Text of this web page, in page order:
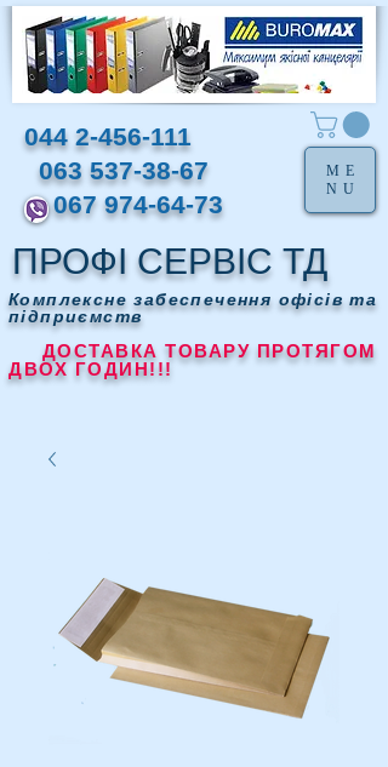
ПРОФІ СЕРВІС ТД
Комплексне забеспечення офісів та
підприємств
ДОСТАВКА ТОВАРУ ПРОТЯГОМ
ДВОХ ГОДИН!!!
044 2-456-111
063 537-38-67
067 974-64-73
ME
NU